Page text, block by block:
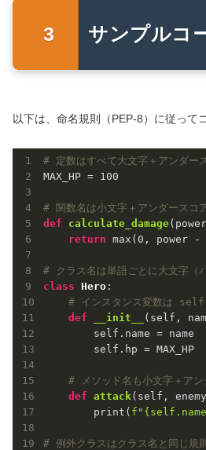
サンプルコ
以下は、命名規則（PEP-8）に従って
# 定数はすべて大文字＋アンダー
MAX_HP = 100
# 関数名は小文字＋アンダースコ
def
calculate_damage
return max(0 , power -
# クラス名は単語ごとに大文字（
class Hero :
# インスタンス変数は self.
def
__init__ (self,
self.name =
self.hp =
# メソッド名も小文字＋アン
def attack (self,
        print(
f"
# 例外クラスはクラス名と同じ